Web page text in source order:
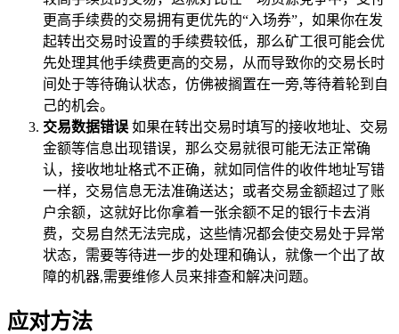
更高手续费的交易拥有更优先的“入场券”，如果你在发
起转出交易时设置的手续费较低，那么矿工很可能会优
先处理其他手续费更高的交易，从而导致你的交易长时
间处于等待确认状态，仿佛被搁置在一旁,等待着轮到自
己的机会。
交易数据错误 如果在转出交易时填写的接收地址、交易
金额等信息出现错误，那么交易就很可能无法正常确
认，接收地址格式不正确，就如同信件的收件地址写错
一样，交易信息无法准确送达；或者交易金额超过了账
户余额，这就好比你拿着一张余额不足的银行卡去消
费，交易自然无法完成，这些情况都会使交易处于异常
状态，需要等待进一步的处理和确认，就像一个出了故
障的机器,需要维修人员来排查和解决问题。
应对方法